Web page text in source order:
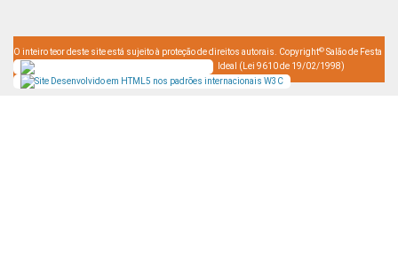
O inteiro teor deste site está sujeito à proteção de direitos autorais. Copyright© Salão de Festa
Ideal (Lei 9610 de 19/02/1998)